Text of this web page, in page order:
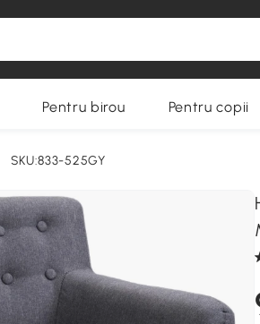
Pentru birou Pentru copii
SKU:833-525GY